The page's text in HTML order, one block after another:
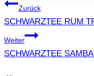
Zurück
SCHWARZTEE RUM
Weiter
SCHWARZTEE